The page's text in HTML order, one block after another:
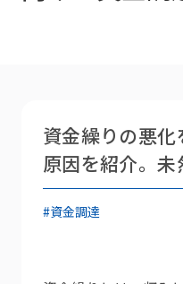
資金繰りの悪
原因を紹介。
#資金調達